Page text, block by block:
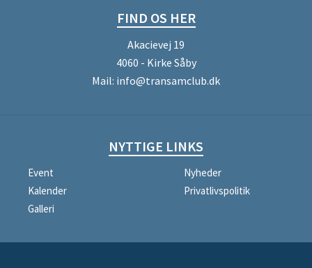
FIND OS HER
Akacievej 19
4060 - Kirke Såby
Mail: info@transamclub.dk
NYTTIGE LINKS
Event
Nyheder
Kalender
Privatlivspolitik
Galleri